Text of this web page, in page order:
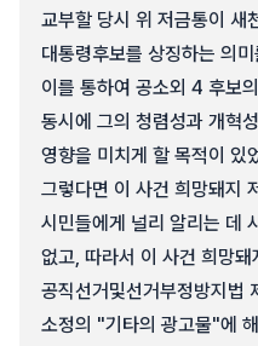
교부할 당시 위 저금통이 새
대통령후보를 상징하는 의
이를 통하여 공소외 4 후보
동시에 그의 청렴성과 개혁
영향을 미치게 할 목적이 있
그렇다면 이 사건 희망돼지
시민들에게 널리 알리는 데
없고, 따라서 이 사건 희망돼
공직선거및선거부정방지법
소정의 "기타의 광고물"에